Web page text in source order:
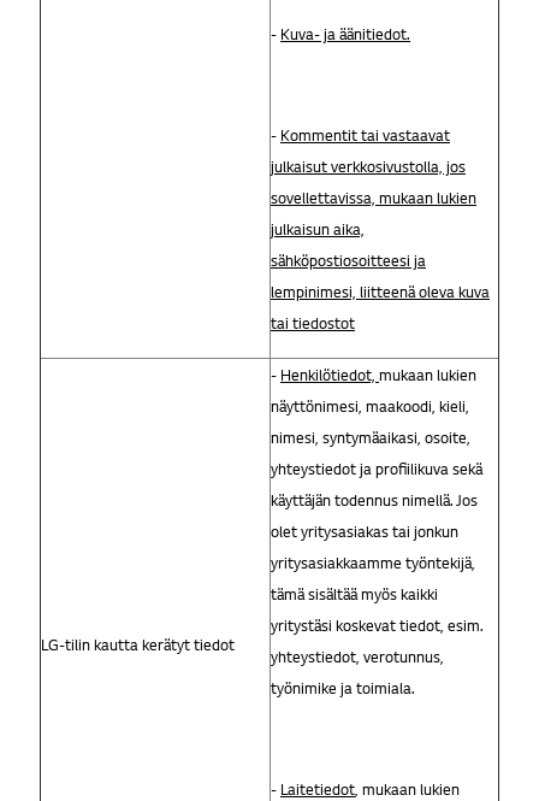
- Kuva- ja äänitiedot.
- Kommentit tai vastaavat
julkaisut verkkosivustolla, jos
sovellettavissa, mukaan lukien
julkaisun aika,
sähköpostiosoitteesi ja
lempinimesi, liitteenä oleva kuva
tai tiedostot
LG-tilin kautta kerätyt tiedot
- Henkilötiedot, mukaan lukien
näyttönimesi, maakoodi, kieli,
nimesi, syntymäaikasi, osoite,
yhteystiedot ja profiilikuva sekä
käyttäjän todennus nimellä. Jos
olet yritysasiakas tai jonkun
yritysasiakkaamme työntekijä,
tämä sisältää myös kaikki
yritystäsi koskevat tiedot, esim.
yhteystiedot, verotunnus,
työnimike ja toimiala.
- Laitetiedot, mukaan lukien